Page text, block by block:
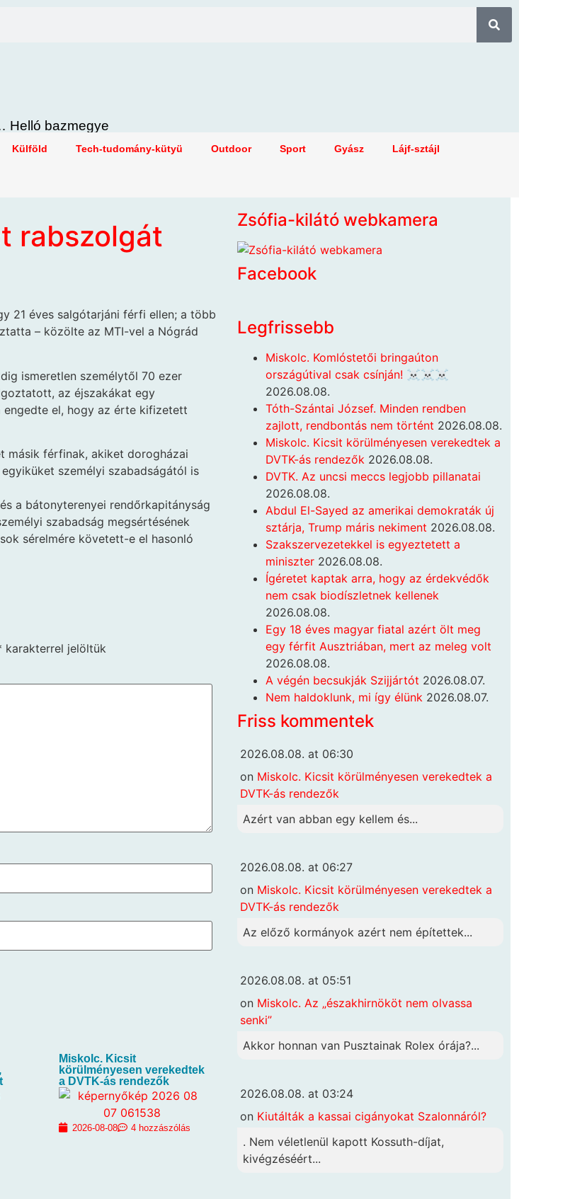
Helló bazmegye
Külföld Tech-tudomány-kütyü Outdoor Sport Gyász Lájf-sztájl
rabszolgát
21 éves salgótarjáni férfi ellen; a több
– közölte az MTI-vel a Nógrád
ismeretlen személytől 70 ezer
az éjszakákat egy
el, hogy az érte kifizetett
másik férfinak, akiket dorogházai
személyi szabadságától is
a bátonyterenyei rendőrkapitányság
szabadság megsértésének
sérelmére követett-e el hasonló
karakterrel jelöltük
Miskolc. Kicsit
körülményesen verekedtek
a DVTK-ás rendezők
2026-08-08 4 hozzászólás
Zsófia-kilátó webkamera
Facebook
Legfrissebb
Miskolc. Komlóstetői bringaúton
országútival csak csínján! ☠️☠️☠️
2026.08.08.
Tóth-Szántai József. Minden rendben
zajlott, rendbontás nem történt 2026.08.08.
Miskolc. Kicsit körülményesen verekedtek a
DVTK-ás rendezők 2026.08.08.
DVTK. Az uncsi meccs legjobb pillanatai
2026.08.08.
Abdul El-Sayed az amerikai demokraták új
sztárja, Trump máris nekiment 2026.08.08.
Szakszervezetekkel is egyeztetett a
miniszter 2026.08.08.
Ígéretet kaptak arra, hogy az érdekvédők
nem csak biodíszletnek kellenek
2026.08.08.
Egy 18 éves magyar fiatal azért ölt meg
egy férfit Ausztriában, mert az meleg volt
2026.08.08.
A végén becsukják Szijjártót 2026.08.07.
Nem haldoklunk, mi így élünk 2026.08.07.
Friss kommentek
2026.08.08. at 06:30
on Miskolc. Kicsit körülményesen verekedtek a
DVTK-ás rendezők
Azért van abban egy kellem és...
2026.08.08. at 06:27
on Miskolc. Kicsit körülményesen verekedtek a
DVTK-ás rendezők
Az előző kormányok azért nem építettek...
2026.08.08. at 05:51
on Miskolc. Az „északhirnököt nem olvassa
senki”
Akkor honnan van Pusztainak Rolex órája?...
2026.08.08. at 03:24
on Kiutálták a kassai cigányokat Szalonnáról?
. Nem véletlenül kapott Kossuth-díjat,
kivégzéséért...